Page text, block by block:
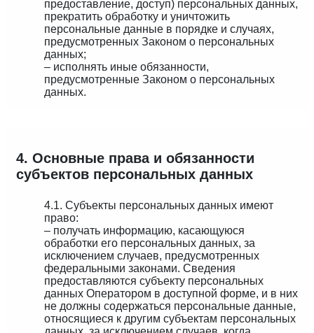
предоставление, доступ) персональных данных,
прекратить обработку и уничтожить
персональные данные в порядке и случаях,
предусмотренных Законом о персональных
данных;
– исполнять иные обязанности,
предусмотренные Законом о персональных
данных.
4. Основные права и обязанности
субъектов персональных данных
4.1. Субъекты персональных данных имеют
право:
– получать информацию, касающуюся
обработки его персональных данных, за
исключением случаев, предусмотренных
федеральными законами. Сведения
предоставляются субъекту персональных
данных Оператором в доступной форме, и в них
не должны содержаться персональные данные,
относящиеся к другим субъектам персональных